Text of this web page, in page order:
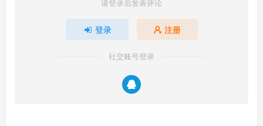
请登录后发表评论
登录 注册
社交账号登录